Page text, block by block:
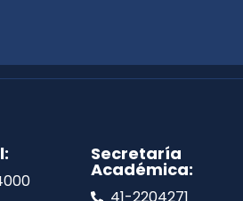
Secretaría
Académica: